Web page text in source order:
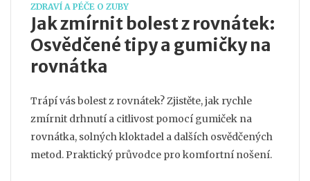
ZDRAVÍ A PÉČE O ZUBY
Jak zmírnit bolest z rovnátek:
Osvědčené tipy a gumičky na
rovnátka
Trápí vás bolest z rovnátek? Zjistěte, jak rychle
zmírnit drhnutí a citlivost pomocí gumiček na
rovnátka, solných kloktadel a dalších osvědčených
metod. Praktický průvodce pro komfortní nošení.